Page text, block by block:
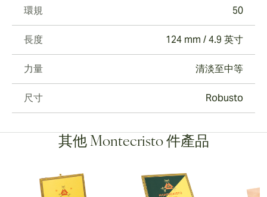
環規 50
長度 124 mm / 4.9 英寸
力量 清淡至中等
尺寸 Robusto
其他 Montecristo 件產品